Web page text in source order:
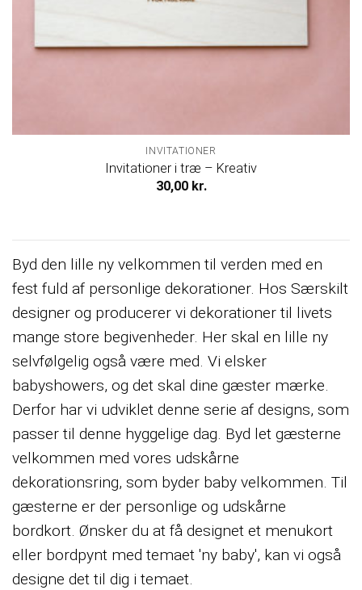
INVITATIONER
Invitationer i træ – Kreativ
30,00 kr.
Byd den lille ny velkommen til verden med en
fest fuld af personlige dekorationer. Hos Særskilt
designer og producerer vi dekorationer til livets
mange store begivenheder. Her skal en lille ny
selvfølgelig også være med. Vi elsker
babyshowers, og det skal dine gæster mærke.
Derfor har vi udviklet denne serie af designs, som
passer til denne hyggelige dag. Byd let gæsterne
velkommen med vores udskårne
dekorationsring, som byder baby velkommen. Til
gæsterne er der personlige og udskårne
bordkort. Ønsker du at få designet et menukort
eller bordpynt med temaet 'ny baby', kan vi også
designe det til dig i temaet.